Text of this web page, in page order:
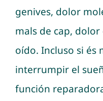
genives, dolor
mals de cap,
oído. Incluso si
interrumpir el
función